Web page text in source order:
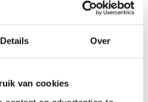
Details Over
van cookies